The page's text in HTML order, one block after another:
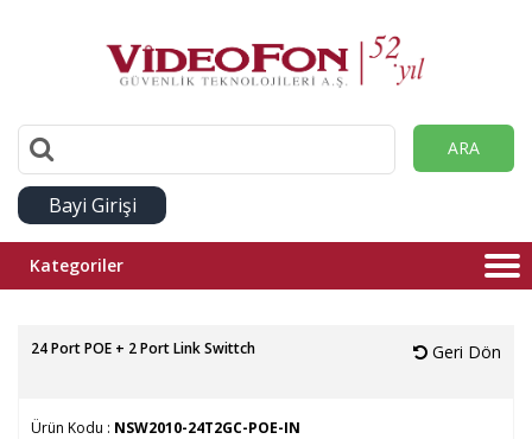
ARA
Bayi Girişi
Kategoriler
24 Port POE + 2 Port Link Swittch Geri Dön
Ürün Kodu : NSW2010-24T2GC-POE-IN